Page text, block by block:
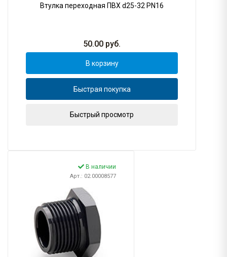
Втулка переходная ПВХ d25-32 PN16
50.00 руб.
В корзину
Быстрая покупка
Быстрый просмотр
В наличии
Арт.: 02.00008577